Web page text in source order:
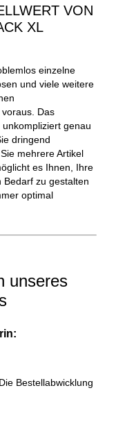
VON
XL
einzelne
und viele weitere
Das
genau
dringend
mehrere Artikel
es Ihnen, Ihre
Bedarf zu gestalten
optimal
unseres
Bestellabwicklung